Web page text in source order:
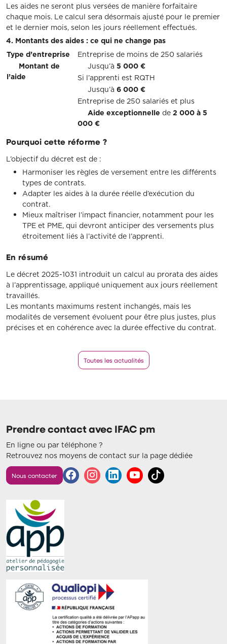
Les aides ne seront plus versées de manière forfaitaire
chaque mois. Le calcul sera désormais ajusté pour le premier
et le dernier mois, selon les jours réellement effectués.
4. Montants des aides : ce qui ne change pas
Type d’entreprise
Montant de
l’aide
Entreprise de moins de 250 salariés
Jusqu’à5 000 €
Si l’apprenti est RQTH
Jusqu’à6 000 €
Entreprise de 250 salariés et plus
Aide exceptionnelle de2 000 à 5
000 €
Pourquoi cette réforme ?
L’objectif du décret est de :
Harmoniser les règles de versement entre les différents
types de contrats.
Adapter les aides à la durée réelle d’exécution du
contrat.
Mieux maîtriser l’impact financier, notamment pour les
TPE et PME, qui devront anticiper des versements plus
étroitement liés à l’activité de l’apprenti.
En résumé
Le décret 2025-1031 introduit un calcul au prorata des aides
à l’apprentissage, appliqué uniquement aux jours réellement
travaillés.
Les montants maximums restent inchangés, mais les
modalités de versement évoluent pour être plus justes, plus
précises et en cohérence avec la durée effective du contrat.
Toutes les actualités
Prendre contact avec IFAC pm
En ligne ou par téléphone ?
Retrouvez nos moyens de contact sur la page dédiée
Nous contacter